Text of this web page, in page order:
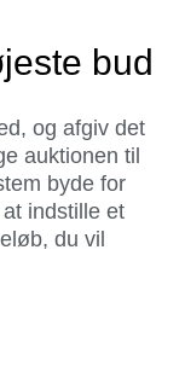
bud
og afgiv det
auktionen til
byde for
indstille et
du vil